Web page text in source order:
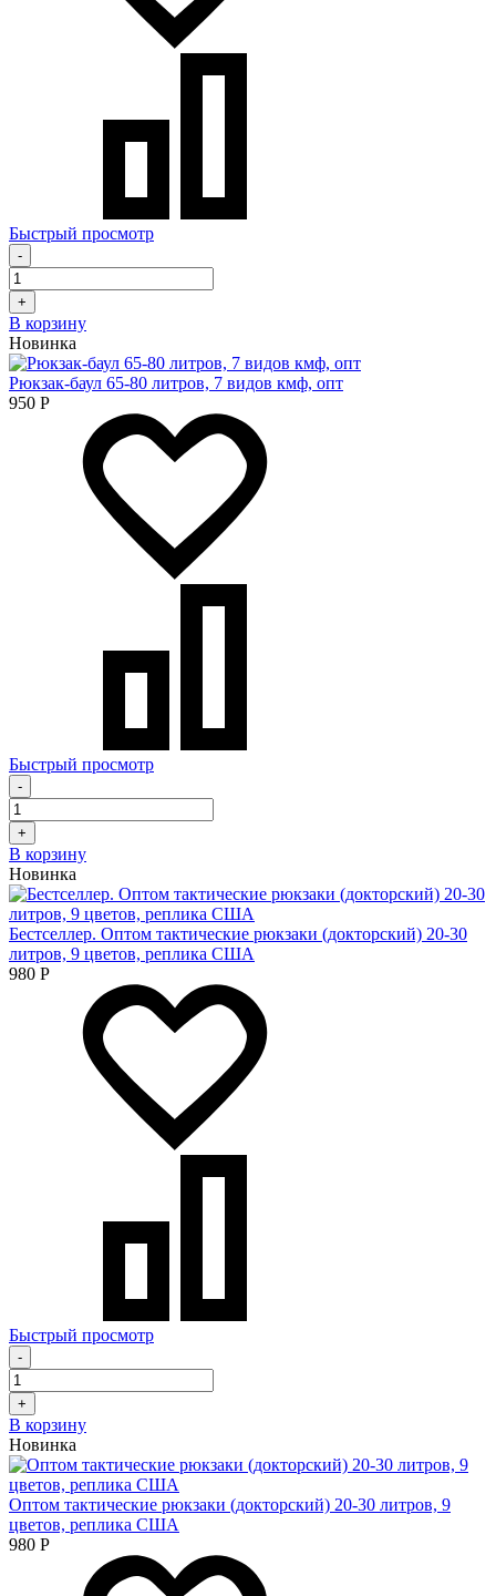
Быстрый просмотр
-
+
В корзину
Новинка
Рюкзак-баул 65-80 литров, 7 видов кмф, опт
950 Р
Быстрый просмотр
-
+
В корзину
Новинка
Бестселлер. Оптом тактические рюкзаки (докторский) 20-30
литров, 9 цветов, реплика США
980 Р
Быстрый просмотр
-
+
В корзину
Новинка
Оптом тактические рюкзаки (докторский) 20-30 литров, 9
цветов, реплика США
980 Р